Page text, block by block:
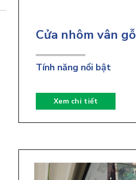
Cửa nhôm vân gỗ
Tính năng nổi bật
Xem chi tiết